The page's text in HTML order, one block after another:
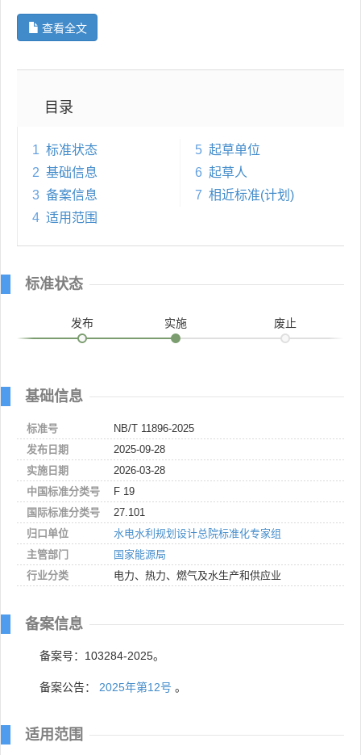
查看全文
目录
1 标准状态
2 基础信息
3 备案信息
4 适用范围
5 起草单位
6 起草人
7 相近标准(计划)
标准状态
发布 实施 废止
基础信息
标准号
NB/T 11896-2025
发布日期
2025-09-28
实施日期
2026-03-28
中国标准分类号
F 19
国际标准分类号
27.101
归口单位
水电水利规划设计总院标准化专家组
主管部门
国家能源局
行业分类
电力、热力、燃气及水生产和供应业
备案信息
备案号：103284-2025。
备案公告： 2025年第12号 。
适用范围